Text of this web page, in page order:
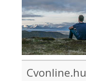
Cvonline.hu